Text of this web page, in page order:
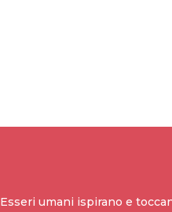
Esseri umani ispirano e